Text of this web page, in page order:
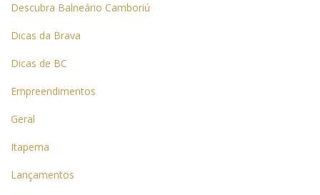
Descubra Balneário Camboriú
Dicas da Brava
Dicas de BC
Empreendimentos
Geral
Itapema
Lançamentos